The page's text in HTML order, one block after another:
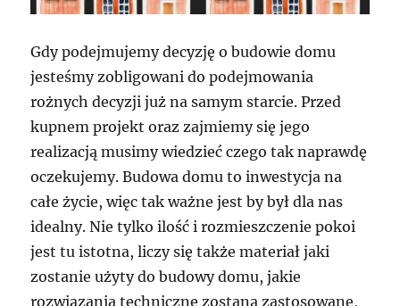
Gdy podejmujemy decyzję o budowie domu
jesteśmy zobligowani do podejmowania
rożnych decyzji już na samym starcie. Przed
kupnem projekt oraz zajmiemy się jego
realizacją musimy wiedzieć czego tak naprawdę
oczekujemy. Budowa domu to inwestycja na
całe życie, więc tak ważne jest by był dla nas
idealny. Nie tylko ilość i rozmieszczenie pokoi
jest tu istotna, liczy się także materiał jaki
zostanie użyty do budowy domu, jakie
rozwiązania techniczne zostaną zastosowane,